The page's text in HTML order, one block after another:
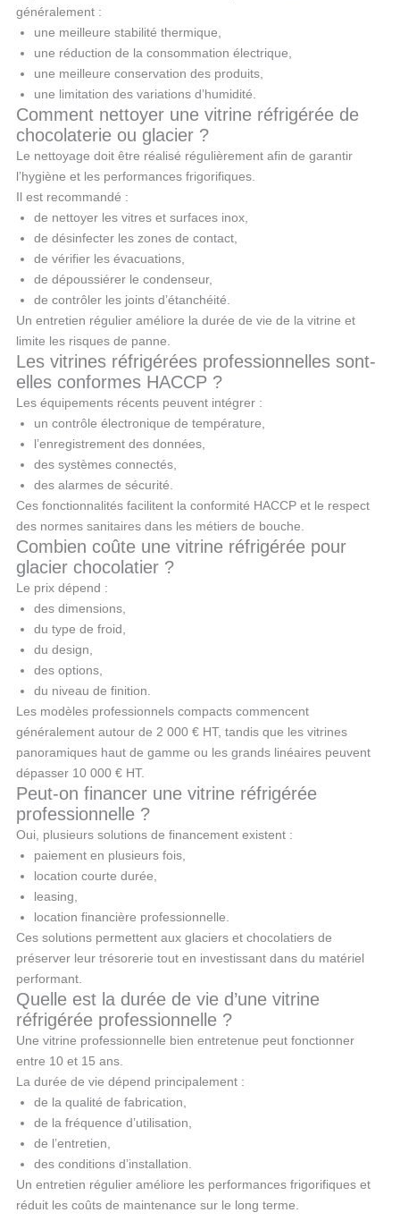
généralement :
une meilleure stabilité thermique,
une réduction de la consommation électrique,
une meilleure conservation des produits,
une limitation des variations d’humidité.
Comment nettoyer une vitrine réfrigérée de
chocolaterie ou glacier ?
Le nettoyage doit être réalisé régulièrement afin de garantir
l’hygiène et les performances frigorifiques.
Il est recommandé :
de nettoyer les vitres et surfaces inox,
de désinfecter les zones de contact,
de vérifier les évacuations,
de dépoussiérer le condenseur,
de contrôler les joints d’étanchéité.
Un entretien régulier améliore la durée de vie de la vitrine et
limite les risques de panne.
Les vitrines réfrigérées professionnelles sont-
elles conformes HACCP ?
Les équipements récents peuvent intégrer :
un contrôle électronique de température,
l’enregistrement des données,
des systèmes connectés,
des alarmes de sécurité.
Ces fonctionnalités facilitent la conformité HACCP et le respect
des normes sanitaires dans les métiers de bouche.
Combien coûte une vitrine réfrigérée pour
glacier chocolatier ?
Le prix dépend :
des dimensions,
du type de froid,
du design,
des options,
du niveau de finition.
Les modèles professionnels compacts commencent
généralement autour de 2 000 € HT, tandis que les vitrines
panoramiques haut de gamme ou les grands linéaires peuvent
dépasser 10 000 € HT.
Peut-on financer une vitrine réfrigérée
professionnelle ?
Oui, plusieurs solutions de financement existent :
paiement en plusieurs fois,
location courte durée,
leasing,
location financière professionnelle.
Ces solutions permettent aux glaciers et chocolatiers de
préserver leur trésorerie tout en investissant dans du matériel
performant.
Quelle est la durée de vie d’une vitrine
réfrigérée professionnelle ?
Une vitrine professionnelle bien entretenue peut fonctionner
entre 10 et 15 ans.
La durée de vie dépend principalement :
de la qualité de fabrication,
de la fréquence d’utilisation,
de l’entretien,
des conditions d’installation.
Un entretien régulier améliore les performances frigorifiques et
réduit les coûts de maintenance sur le long terme.